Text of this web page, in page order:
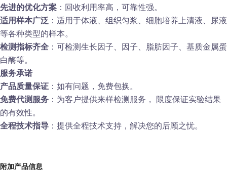
先进的优化方案 ：回收利用率高，可靠性强。
适用样本广泛 ：适用于体液、组织匀浆、细胞培养上清液、尿液
等各种类型的样本。
检测指标齐全 ：可检测生长因子、因子、脂肪因子、基质金属蛋
白酶等。
服务承诺
产品质量保证 ：如有问题，免费包换。
免费代测服务 ：为客户提供来样检测服务， 限度保证实验结果
的有效性。
全程技术指导 ：提供全程技术支持，解决您的后顾之忧。
附加产品信息